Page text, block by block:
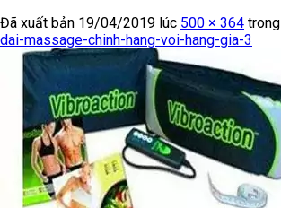
Đã xuất bản 19/04/2019 lúc 500 × 364 trong
dai-massage-chinh-hang-voi-hang-gia-3